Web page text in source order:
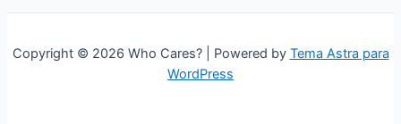
Copyright © 2026 Who Cares? | Powered by Tema Astra para
WordPress